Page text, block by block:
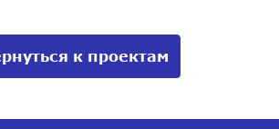
к проектам